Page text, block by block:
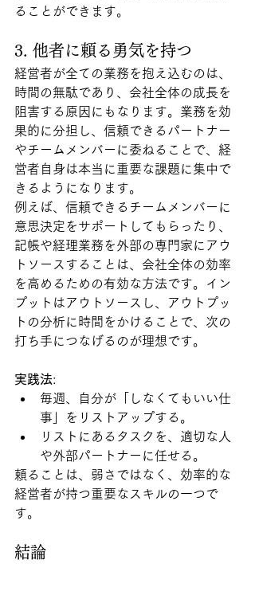
ることができます。
3. 他者に頼る勇気を持つ
経営者が全ての業務を抱え込むのは、
時間の無駄であり、会社全体の成長を
阻害する原因にもなります。業務を効
果的に分担し、信頼できるパートナー
やチームメンバーに委ねることで、経
営者自身は本当に重要な課題に集中で
きるようになります。
例えば、信頼できるチームメンバーに
意思決定をサポートしてもらったり、
記帳や経理業務を外部の専門家にアウ
トソースすることは、会社全体の効率
を高めるための有効な方法です。イン
プットはアウトソースし、アウトプッ
トの分析に時間をかけることで、次の
打ち手につなげるのが理想です。
実践法:
毎週、自分が「しなくてもいい仕
事」をリストアップする。
リストにあるタスクを、適切な人
や外部パートナーに任せる。
頼ることは、弱さではなく、効率的な
経営者が持つ重要なスキルの一つで
す。
結論